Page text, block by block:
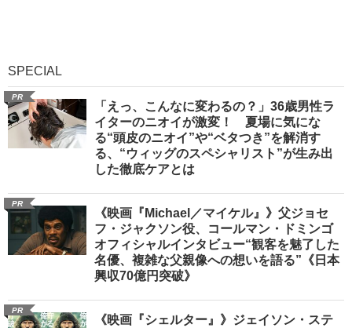
SPECIAL
PR
「えっ、こんなに変わるの？」36歳男性ラ
イターのニオイが激変！ 夏場に気にな
る“頭皮のニオイ”や“ベタつき”を解消す
る、“ウィッグのスペシャリスト”が生み出
した徹底ケアとは
PR
《映画『Michael／マイケル』》父ジョセ
フ・ジャクソン役、コールマン・ドミンゴ
オフィシャルインタビュー“観客を魅了した
名優、複雑な父親像への想いを語る”《日本
興収70億円突破》
PR
《映画『シェルター』》ジェイソン・ステ